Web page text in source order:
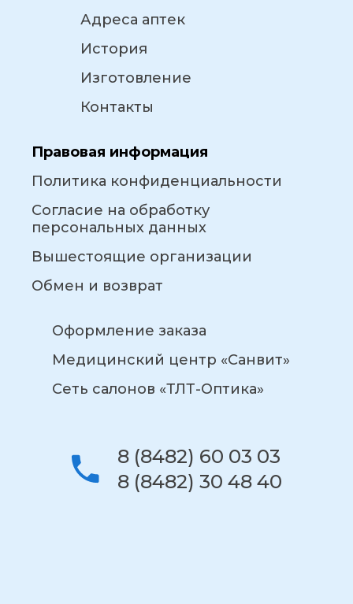
Адреса аптек
История
Изготовление
Контакты
Правовая информация
Политика конфиденциальности
Согласие на обработку
персональных данных
Вышестоящие организации
Обмен и возврат
Оформление заказа
Медицинский центр «Санвит»
Сеть салонов «ТЛТ-Оптика»
8 (8482) 60 03 03
8 (8482) 30 48 40